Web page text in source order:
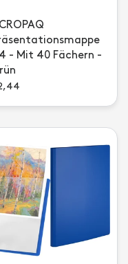
- Mit 40 Fächern -